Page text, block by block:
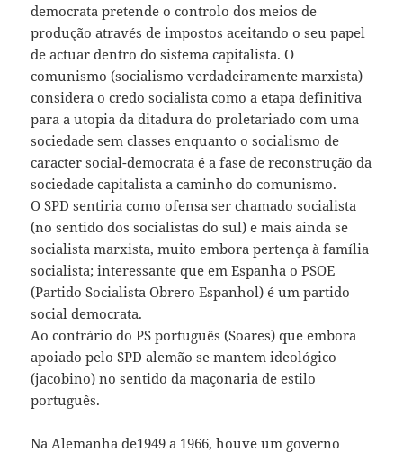
democrata pretende o controlo dos meios de
produção através de impostos aceitando o seu papel
de actuar dentro do sistema capitalista. O
comunismo (socialismo verdadeiramente marxista)
considera o credo socialista como a etapa definitiva
para a utopia da ditadura do proletariado com uma
sociedade sem classes enquanto o socialismo de
caracter social-democrata é a fase de reconstrução da
sociedade capitalista a caminho do comunismo.
O SPD sentiria como ofensa ser chamado socialista
(no sentido dos socialistas do sul) e mais ainda se
socialista marxista, muito embora pertença à família
socialista; interessante que em Espanha o PSOE
(Partido Socialista Obrero Espanhol) é um partido
social democrata.
Ao contrário do PS português (Soares) que embora
apoiado pelo SPD alemão se mantem ideológico
(jacobino) no sentido da maçonaria de estilo
português.
Na Alemanha de1949 a 1966, houve um governo